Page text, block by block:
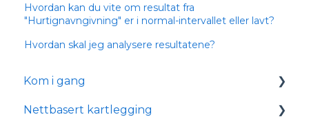
Hvordan kan du vite om resultat fra
"Hurtignavngivning" er i normal-intervallet eller lavt?
Hvordan skal jeg analysere resultatene?
Kom i gang
Logge inn
Nettbasert kartlegging